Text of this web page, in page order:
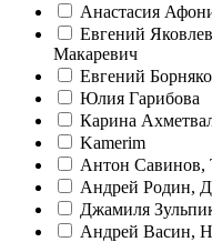
Анастасия
Евгений
Макаревич
Евгений
Юлия Гарибова
Карина
Kamerim
Антон Савинов,
Андрей Родин,
Джамиля
Андрей Васин,